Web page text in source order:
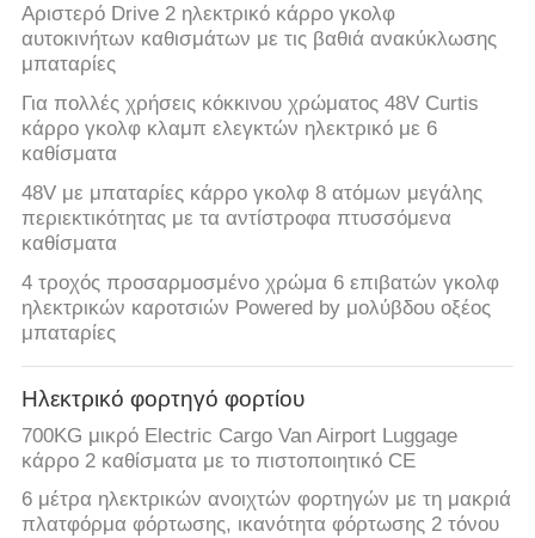
Αριστερό Drive 2 ηλεκτρικό κάρρο γκολφ
αυτοκινήτων καθισμάτων με τις βαθιά ανακύκλωσης
μπαταρίες
Για πολλές χρήσεις κόκκινου χρώματος 48V Curtis
κάρρο γκολφ κλαμπ ελεγκτών ηλεκτρικό με 6
καθίσματα
48V με μπαταρίες κάρρο γκολφ 8 ατόμων μεγάλης
περιεκτικότητας με τα αντίστροφα πτυσσόμενα
καθίσματα
4 τροχός προσαρμοσμένο χρώμα 6 επιβατών γκολφ
ηλεκτρικών καροτσιών Powered by μολύβδου οξέος
μπαταρίες
Ηλεκτρικό φορτηγό φορτίου
700KG μικρό Electric Cargo Van Airport Luggage
κάρρο 2 καθίσματα με το πιστοποιητικό CE
6 μέτρα ηλεκτρικών ανοιχτών φορτηγών με τη μακριά
πλατφόρμα φόρτωσης, ικανότητα φόρτωσης 2 τόνου